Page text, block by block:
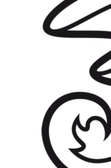
Preise
: